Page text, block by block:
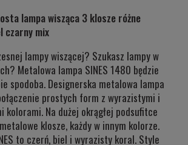
lampa wisząca 3 klosze różne
czarny mix
lampy wiszącej? Szukasz lampy w
Metalowa lampa SINES 1480 będzie
spodoba. Designerska metalowa lampa
prostych form z wyrazistymi i
kolorami. Na dużej okrągłej podsufitce
klosze, każdy w innym kolorze.
to czerń, biel i wyrazisty koral. Style